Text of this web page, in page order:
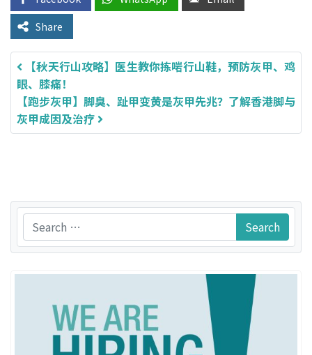
Share
Post navigation
【秋天行山攻略】医生教你拣啱行山鞋，预防灰甲、鸡
眼、膝痛！
【跑步灰甲】脚臭、趾甲变黄是灰甲先兆？了解香港脚与
灰甲成因及治疗
Search